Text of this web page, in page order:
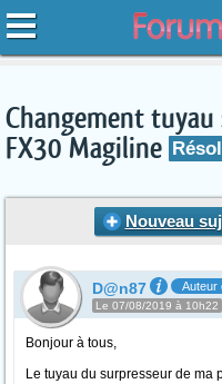
Changement
FX30 Magiline
Nouveau
D@n87 Auteur
Le 07/08/2019 à 10h22
Bonjour à tous,
Le tuyau du surpresseur de ma